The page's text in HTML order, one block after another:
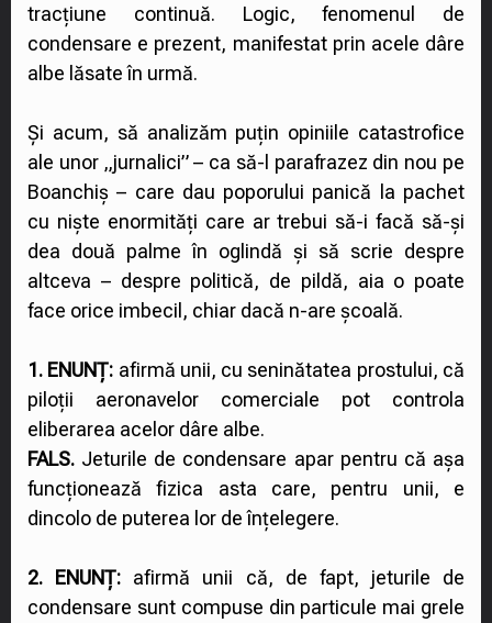
tracțiune continuă. Logic, fenomenul de
condensare e prezent, manifestat prin acele dâre
albe lăsate în urmă.
Și acum, să analizăm puțin opiniile catastrofice
ale unor „jurnalici” – ca să-l parafrazez din nou pe
Boanchiș – care dau poporului panică la pachet
cu niște enormități care ar trebui să-i facă să-și
dea două palme în oglindă și să scrie despre
altceva – despre politică, de pildă, aia o poate
face orice imbecil, chiar dacă n-are școală.
1. ENUNȚ: afirmă unii, cu seninătatea prostului, că
piloții aeronavelor comerciale pot controla
eliberarea acelor dâre albe.
FALS. Jeturile de condensare apar pentru că așa
funcționează fizica asta care, pentru unii, e
dincolo de puterea lor de înțelegere.
2. ENUNȚ: afirmă unii că, de fapt, jeturile de
condensare sunt compuse din particule mai grele